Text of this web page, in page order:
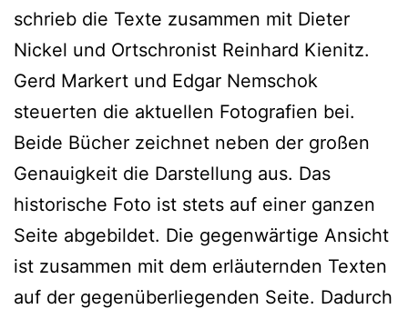
schrieb die Texte zusammen mit Dieter
Nickel und Ortschronist Reinhard Kienitz.
Gerd Markert und Edgar Nemschok
steuerten die aktuellen Fotografien bei.
Beide Bücher zeichnet neben der großen
Genauigkeit die Darstellung aus. Das
historische Foto ist stets auf einer ganzen
Seite abgebildet. Die gegenwärtige Ansicht
ist zusammen mit dem erläuternden Texten
auf der gegenüberliegenden Seite. Dadurch